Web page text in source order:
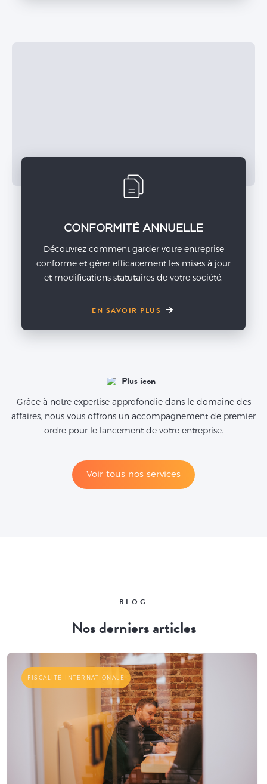
CONFORMITÉ ANNUELLE
Découvrez comment garder votre entreprise
conforme et gérer efficacement les mises à jour
et modifications statutaires de votre société.
EN SAVOIR PLUS
Grâce à notre expertise approfondie dans le domaine des
affaires, nous vous offrons un accompagnement de premier
ordre pour le lancement de votre entreprise.
Voir tous nos services
BLOG
Nos derniers articles
FISCALITÉ INTERNATIONALE